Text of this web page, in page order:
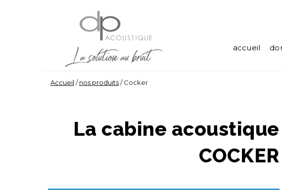
accueil
Accueil /nos produits/Cocker
La cabine acoustique
COCKER